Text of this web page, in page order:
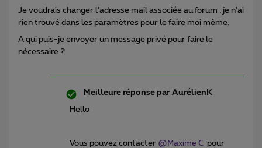
Je voudrais changer l’adresse mail associée au forum , je n’ai
rien trouvé dans les paramètres pour le faire moi même.
A qui puis-je envoyer un message privé pour faire le
nécessaire ?
Meilleure réponse par AurélienK
Hello
Vous pouvez contacter @Maxime C pour